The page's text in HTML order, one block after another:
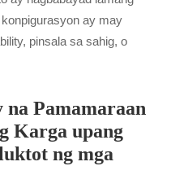
ay may
pinsala sa sahig, o
na Pamamaraan
Karga upang
ng mga